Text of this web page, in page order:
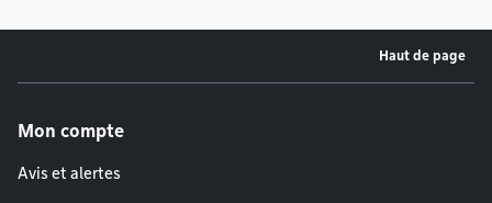
Haut de page
Mon compte
Avis et alertes